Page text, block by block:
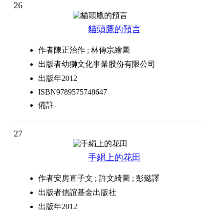
26
貓頭鷹的預言
作者陳正治作 ; 林傳宗繪圖
出版者幼獅文化事業股份有限公司
出版年2012
ISBN9789575748647
備註-
27
手絹上的花田
作者安房直子文 ; 許文綺圖 ; 彭懿譯
出版者信誼基金出版社
出版年2012